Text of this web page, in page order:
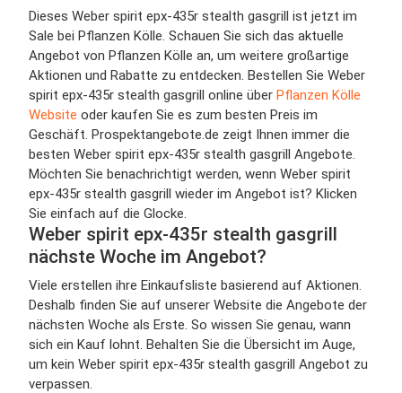
Dieses Weber spirit epx-435r stealth gasgrill ist jetzt im
Sale bei Pflanzen Kölle. Schauen Sie sich das aktuelle
Angebot von Pflanzen Kölle an, um weitere großartige
Aktionen und Rabatte zu entdecken. Bestellen Sie Weber
spirit epx-435r stealth gasgrill online über Pflanzen Kölle
Website oder kaufen Sie es zum besten Preis im
Geschäft. Prospektangebote.de zeigt Ihnen immer die
besten Weber spirit epx-435r stealth gasgrill Angebote.
Möchten Sie benachrichtigt werden, wenn Weber spirit
epx-435r stealth gasgrill wieder im Angebot ist? Klicken
Sie einfach auf die Glocke.
Weber spirit epx-435r stealth gasgrill
nächste Woche im Angebot?
Viele erstellen ihre Einkaufsliste basierend auf Aktionen.
Deshalb finden Sie auf unserer Website die Angebote der
nächsten Woche als Erste. So wissen Sie genau, wann
sich ein Kauf lohnt. Behalten Sie die Übersicht im Auge,
um kein Weber spirit epx-435r stealth gasgrill Angebot zu
verpassen.